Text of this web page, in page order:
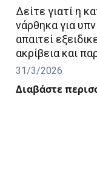
Δείτε γιατί η
νάρθηκα για
απαιτεί
ακρίβεια και
31/3/2026
Διαβάστε